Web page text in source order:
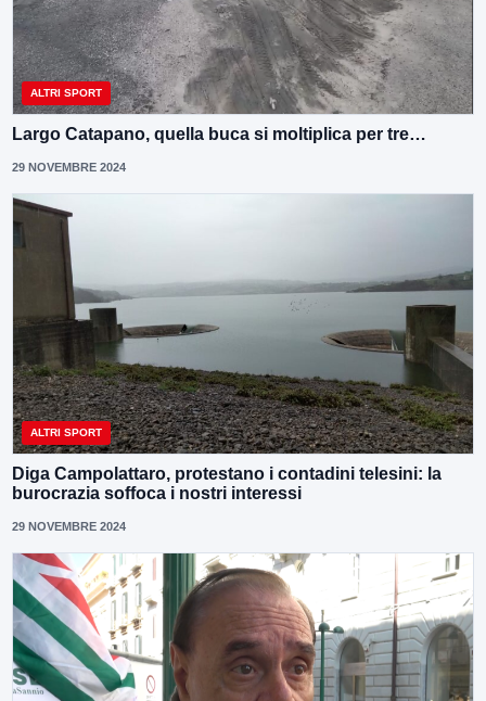
ALTRI SPORT
Largo Catapano, quella buca si moltiplica per tre…
29 NOVEMBRE 2024
ALTRI SPORT
Diga Campolattaro, protestano i contadini telesini: la
burocrazia soffoca i nostri interessi
29 NOVEMBRE 2024